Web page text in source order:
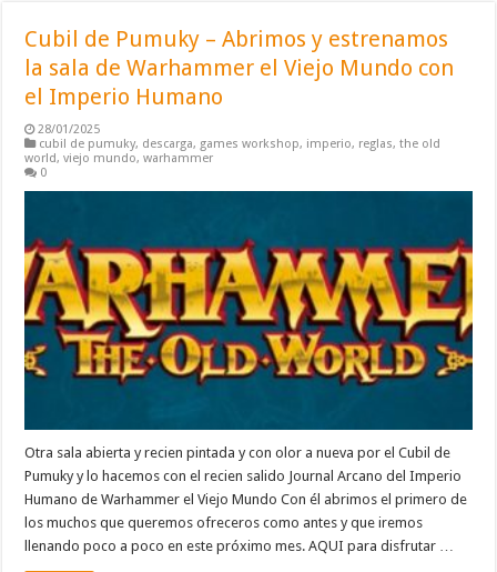
Cubil de Pumuky – Abrimos y estrenamos
la sala de Warhammer el Viejo Mundo con
el Imperio Humano
28/01/2025
cubil de pumuky, descarga, games workshop, imperio, reglas,the old
world,viejo mundo,warhammer
0
Otra sala abierta y recien pintada y con olor a nueva por el Cubil de
Pumuky y lo hacemos con el recien salido Journal Arcano del Imperio
Humano de Warhammer el Viejo Mundo Con él abrimos el primero de
los muchos que queremos ofreceros como antes y que iremos
llenando poco a poco en este próximo mes. AQUI para disfrutar …